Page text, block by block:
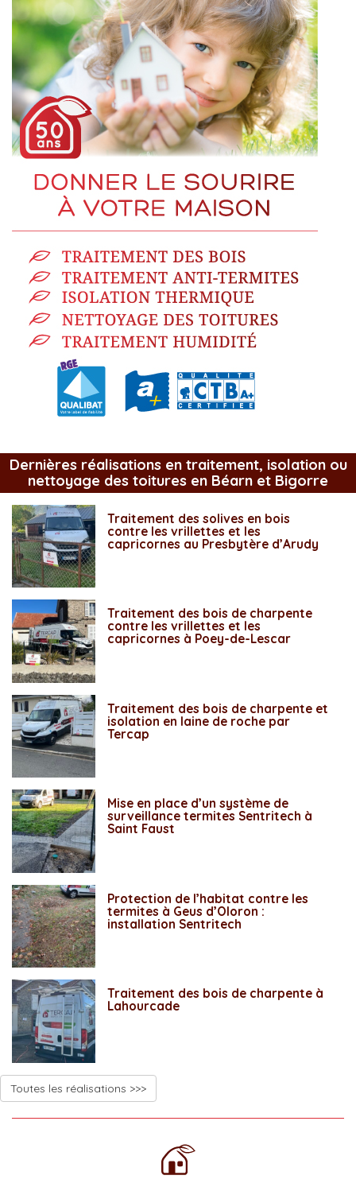
Dernières réalisations en traitement, isolation ou
nettoyage des toitures en Béarn et Bigorre
Traitement des solives en bois
contre les vrillettes et les
capricornes au Presbytère d’Arudy
Traitement des bois de charpente
contre les vrillettes et les
capricornes à Poey-de-Lescar
Traitement des bois de charpente et
isolation en laine de roche par
Tercap
Mise en place d’un système de
surveillance termites Sentritech à
Saint Faust
Protection de l’habitat contre les
termites à Geus d’Oloron :
installation Sentritech
Traitement des bois de charpente à
Lahourcade
Toutes les réalisations >>>